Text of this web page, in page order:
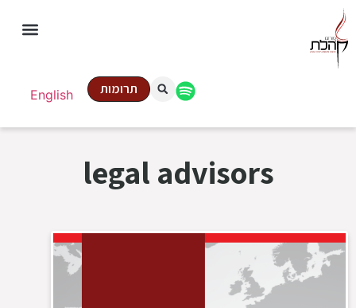
English תרומות
legal advisors